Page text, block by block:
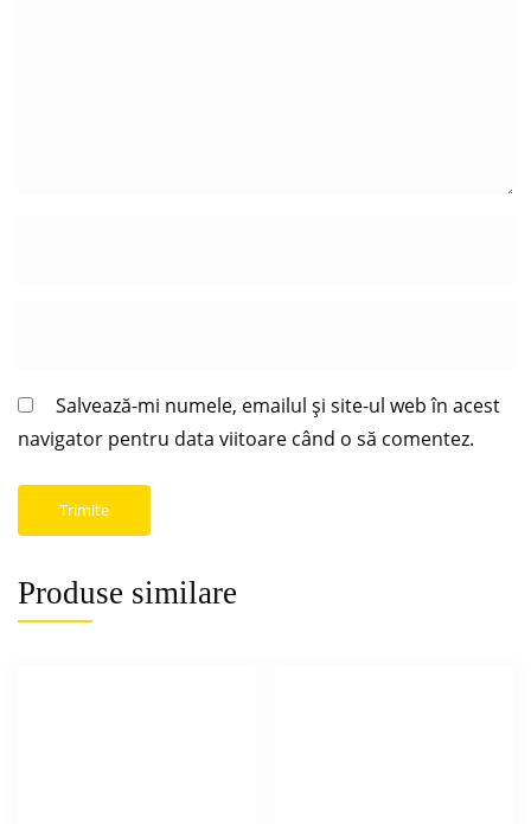
Salvează-mi numele, emailul și site-ul web în acest
navigator pentru data viitoare când o să comentez.
Produse similare